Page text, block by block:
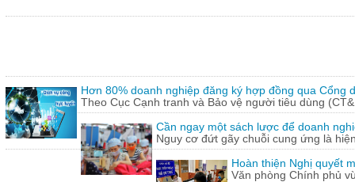
Hơn 80% doanh nghiệp đăng ký hợp đồng qua Cổng
Theo Cục Cạnh tranh và Bảo vệ người tiêu dùng
Cần ngay một sách lược để doanh
Nguy cơ đứt gãy chuỗi cung ứng là
Hoàn thiện Nghị quyết
Văn phòng Chính phủ